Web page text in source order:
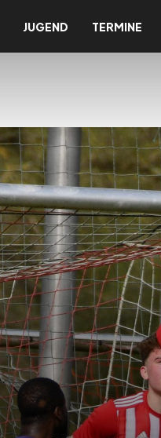
JUGEND TERMINE